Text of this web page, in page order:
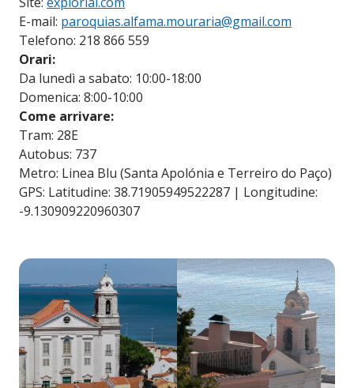
E-mail: paroquias.alfama.mouraria@gmail.com
Telefono: 218 866 559
Orari:
Da lunedì a sabato: 10:00-18:00
Domenica: 8:00-10:00
Come arrivare:
Tram: 28E
Autobus: 737
Metro: Linea Blu (Santa Apolónia e Terreiro do Paço)
GPS: Latitudine: 38.71905949522287 | Longitudine:
-9.130909220960307